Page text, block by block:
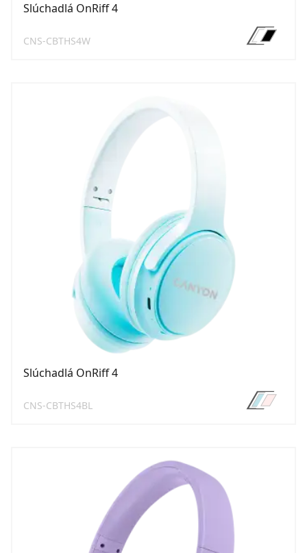
Slúchadlá OnRiff 4
CNS-CBTHS4W
Slúchadlá OnRiff 4
CNS-CBTHS4BL